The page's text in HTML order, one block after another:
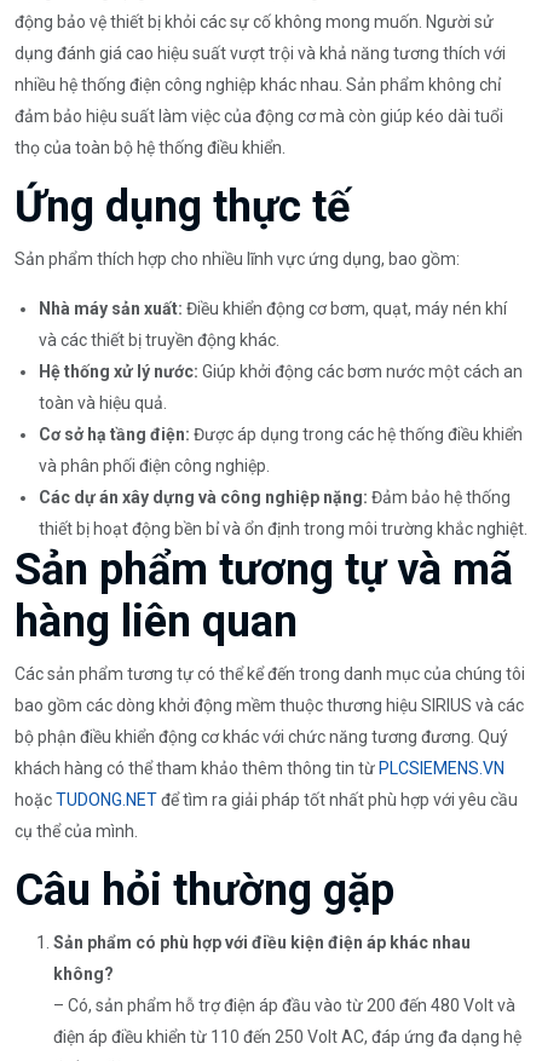
động bảo vệ thiết bị khỏi các sự cố không mong muốn. Người sử
dụng đánh giá cao hiệu suất vượt trội và khả năng tương thích với
nhiều hệ thống điện công nghiệp khác nhau. Sản phẩm không chỉ
đảm bảo hiệu suất làm việc của động cơ mà còn giúp kéo dài tuổi
thọ của toàn bộ hệ thống điều khiển.
Ứng dụng thực tế
Sản phẩm thích hợp cho nhiều lĩnh vực ứng dụng, bao gồm:
Nhà máy sản xuất: Điều khiển động cơ bơm, quạt, máy nén khí
và các thiết bị truyền động khác.
Hệ thống xử lý nước: Giúp khởi động các bơm nước một cách an
toàn và hiệu quả.
Cơ sở hạ tầng điện: Được áp dụng trong các hệ thống điều khiển
và phân phối điện công nghiệp.
Các dự án xây dựng và công nghiệp nặng: Đảm bảo hệ thống
thiết bị hoạt động bền bỉ và ổn định trong môi trường khắc nghiệt.
Sản phẩm tương tự và mã
hàng liên quan
Các sản phẩm tương tự có thể kể đến trong danh mục của chúng tôi
bao gồm các dòng khởi động mềm thuộc thương hiệu SIRIUS và các
bộ phận điều khiển động cơ khác với chức năng tương đương. Quý
khách hàng có thể tham khảo thêm thông tin từ PLCSIEMENS.VN
hoặcTUDONG.NETđể tìm ra giải pháp tốt nhất phù hợp với yêu cầu
cụ thể của mình.
Câu hỏi thường gặp
Sản phẩm có phù hợp với điều kiện điện áp khác nhau
không?
– Có, sản phẩm hỗ trợ điện áp đầu vào từ 200 đến 480 Volt và
điện áp điều khiển từ 110 đến 250 Volt AC, đáp ứng đa dạng hệ